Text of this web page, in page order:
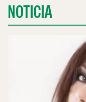
NOTICIA